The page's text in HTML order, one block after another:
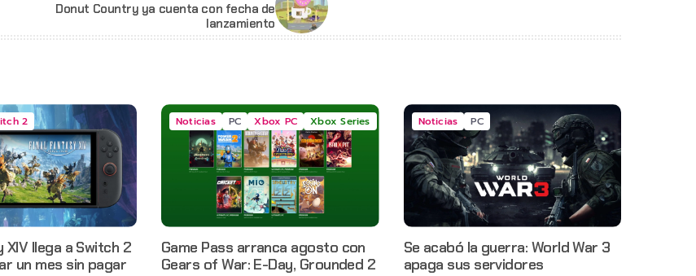
Donut Country ya cuenta con fecha de
lanzamiento
2
XIV llega a Switch 2
un mes sin pagar
Noticias PC Xbox PC Xbox Series
Game Pass arranca agosto con
Gears of War: E-Day, Grounded 2
Noticias PC
Se acabó la guerra: World War 3
apaga sus servidores